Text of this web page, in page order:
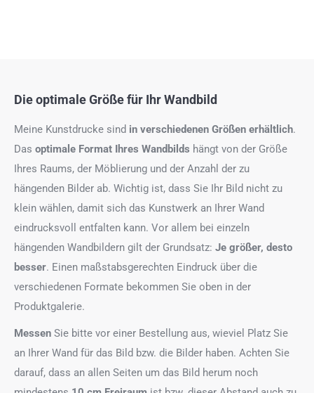
Die optimale Größe für Ihr Wandbild
Meine Kunstdrucke sind in verschiedenen Größen erhältlich.
Das optimale Format Ihres Wandbilds hängt von der Größe
Ihres Raums, der Möblierung und der Anzahl der zu
hängenden Bilder ab. Wichtig ist, dass Sie Ihr Bild nicht zu
klein wählen, damit sich das Kunstwerk an Ihrer Wand
eindrucksvoll entfalten kann. Vor allem bei einzeln
hängenden Wandbildern gilt der Grundsatz: Je größer, desto
besser. Einen maßstabsgerechten Eindruck über die
verschiedenen Formate bekommen Sie oben in der
Produktgalerie.
Messen Sie bitte vor einer Bestellung aus, wieviel Platz Sie
an Ihrer Wand für das Bild bzw. die Bilder haben. Achten Sie
darauf, dass an allen Seiten um das Bild herum noch